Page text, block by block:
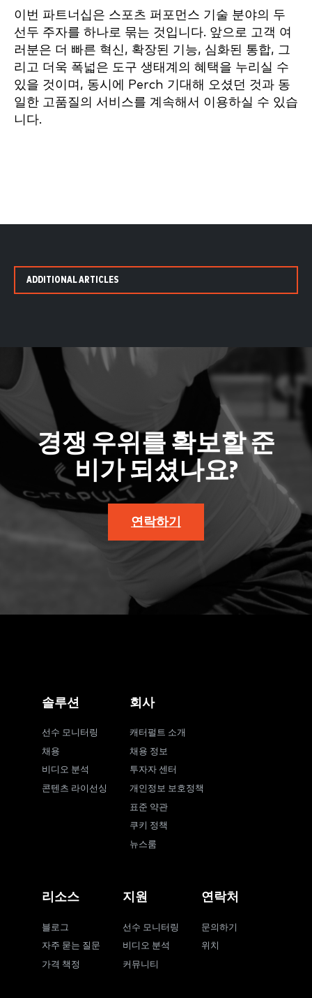
이번 파트너십은 스포츠 퍼포먼스 기술 분야의 두
선두 주자를 하나로 묶는 것입니다. 앞으로 고객 여
러분은 더 빠른 혁신, 확장된 기능, 심화된 통합, 그
리고 더욱 폭넓은 도구 생태계의 혜택을 누리실 수
있을 것이며, 동시에 Perch 기대해 오셨던 것과 동
일한 고품질의 서비스를 계속해서 이용하실 수 있습
니다.
ADDITIONAL ARTICLES
경쟁 우위를 확보할 준
비가 되셨나요?
연락하기
솔루션
선수 모니터링
채용
비디오 분석
콘텐츠 라이선싱
회사
캐터펄트 소개
채용 정보
투자자 센터
개인정보 보호정책
표준 약관
쿠키 정책
뉴스룸
리소스
블로그
자주 묻는 질문
가격 책정
지원
선수 모니터링
비디오 분석
커뮤니티
연락처
문의하기
위치